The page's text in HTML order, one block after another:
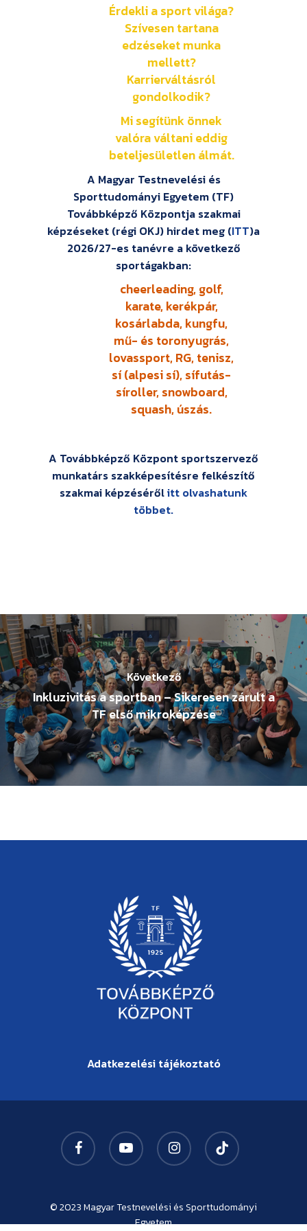
Érdekli a sport világa?
Szívesen tartana
edzéseket munka
mellett?
Karrierváltásról
gondolkodik?
Mi segítünk önnek
valóra váltani eddig
beteljesületlen álmát.
A Magyar Testnevelési és
Sporttudományi Egyetem (TF)
Továbbképző Központja szakmai
képzéseket (régi OKJ) hirdet meg (ITT)a
2026/27-es tanévre a következő
sportágakban:
cheerleading, golf,
karate, kerékpár,
kosárlabda, kungfu,
mű- és toronyugrás,
lovassport, RG, tenisz,
sí (alpesi sí), sífutás-
síroller, snowboard,
squash, úszás.
A Továbbképző Központ sportszervező
munkatárs szakképesítésre felkészítő
szakmai képzésérőlitt olvashatunk
többet.
Következő
Inkluzivitás a sportban – Sikeresen zárult a
TF első mikroképzése
Adatkezelési tájékoztató
facebook youtube instagram tiktok
© 2023Magyar Testnevelési és Sporttudományi
Egyetem